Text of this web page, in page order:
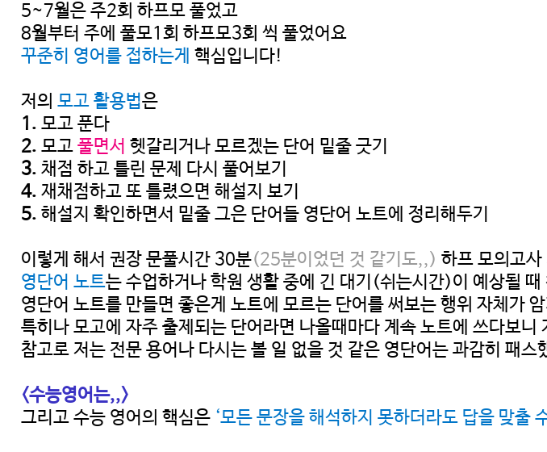
5~7월은 주2회 하프모 풀었고
8월부터 주에 풀모1회 하프모3회 씩 풀었어요
꾸준히 영어를 접하는게 핵심입니다!
저의 모고 활용법은
1. 모고 푼다
2. 모고풀면서 헷갈리거나 모르겠는 단어 밑줄 긋기
3. 채점 하고 틀린 문제 다시 풀어보기
4. 재채점하고 또 틀렸으면 해설지 보기
5. 해설지 확인하면서 밑줄 그은 단어들 영단어 노트에 정리해두기
이렇게 해서 권장 문풀시간 30분(25분이었던 것 같기도,,) 하프 모의고
영단어 노트는 수업하거나 학원 생활 중에 긴 대기(쉬는시간)이 예상될
영단어 노트를 만들면 좋은게 노트에 모르는 단어를 써보는 행위 자체가
특히나 모고에 자주 출제되는 단어라면 나올때마다 계속 노트에 쓰다보니
참고로 저는 전문 용어나 다시는 볼 일 없을 것 같은 영단어는 과감히 패스
<수능영어는,,>
그리고 수능 영어의 핵심은 ‘모든 문장을 해석하지 못하더라도 답을 맞출